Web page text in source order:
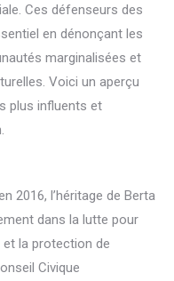
Ces défenseurs des
en dénonçant les
marginalisées et
Voici un aperçu
plus influents et
2016, l’héritage de Berta
dans la lutte pour
la protection de
Civique